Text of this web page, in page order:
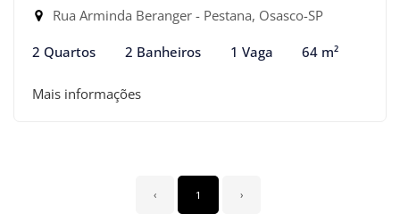
Rua Arminda Beranger - Pestana, Osasco-SP
2 Quartos 2 Banheiros 1 Vaga 64 m²
Mais informações
‹ 1 ›